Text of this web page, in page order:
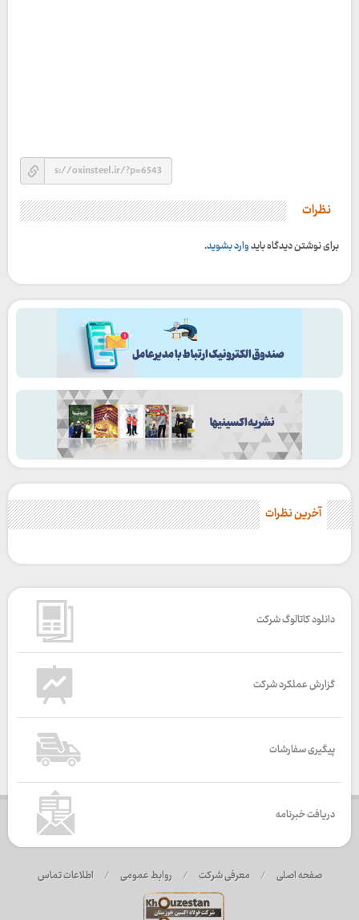
نظرات
برای نوشتن دیدگاه بایدوارد بشوید.
آخرین نظرات
دانلود کاتالوگ شرکت
گزارش عملکرد شرکت
پیگیری سفارشات
دریافت خبرنامه
صفحه اصلی / معرفی شرکت / روابط عمومی / اطلاعات تماس